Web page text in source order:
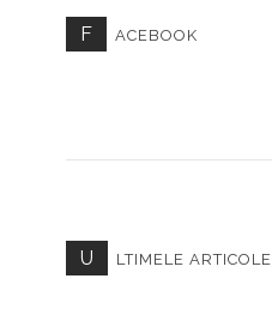
F ACEBOOK
U LTIMELE ARTICOLE